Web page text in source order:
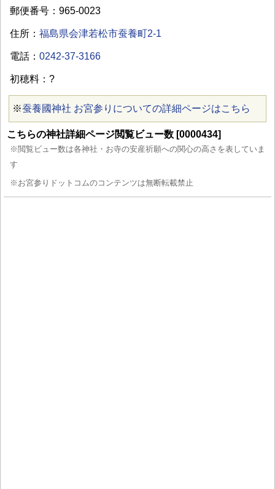
郵便番号：965-0023
住所： 福島県会津若松市蚕養町2-1
電話： 0242-37-3166
初穂料：?
※蚕養國神社 お宮参りについての詳細ページはこちら
こちらの神社詳細ページ閲覧ビュー数 [0000434]
※閲覧ビュー数は各神社・お寺の安産祈願への関心の高さを表していま
す
※お宮参りドットコムのコンテンツは無断転載禁止